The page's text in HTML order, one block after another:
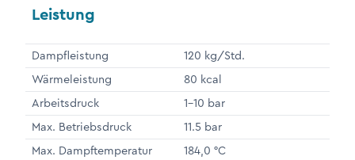
Leistung
Dampfleistung
120 kg/Std.
Wärmeleistung
80 kcal
Arbeitsdruck
1-10 bar
Max. Betriebsdruck
11.5 bar
Max. Dampftemperatur
184,0 °C